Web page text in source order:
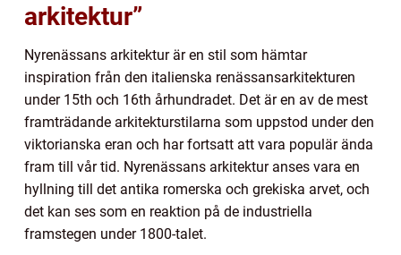
arkitektur”
Nyrenässans arkitektur är en stil som hämtar
inspiration från den italienska renässansarkitekturen
under 15th och 16th århundradet. Det är en av de mest
framträdande arkitekturstilarna som uppstod under den
viktorianska eran och har fortsatt att vara populär ända
fram till vår tid. Nyrenässans arkitektur anses vara en
hyllning till det antika romerska och grekiska arvet, och
det kan ses som en reaktion på de industriella
framstegen under 1800-talet.